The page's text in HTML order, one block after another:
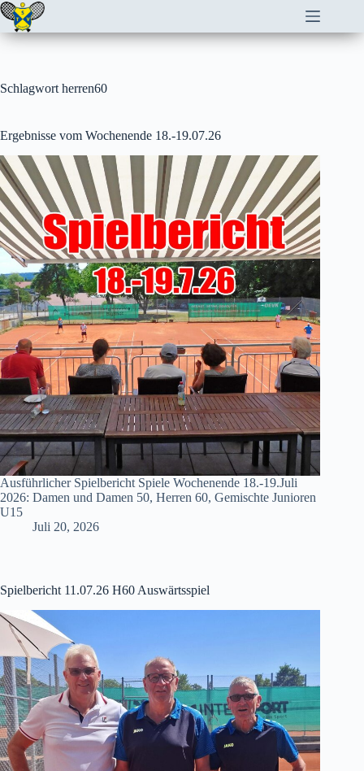
Zum
Inhalt
springen
Schlagwort herren60
Ergebnisse vom Wochenende 18.-19.07.26
Ausführlicher Spielbericht Spiele Wochenende 18.-19.Juli
2026: Damen und Damen 50, Herren 60, Gemischte Junioren
U15
Juli 20, 2026
Spielbericht 11.07.26 H60 Auswärtsspiel